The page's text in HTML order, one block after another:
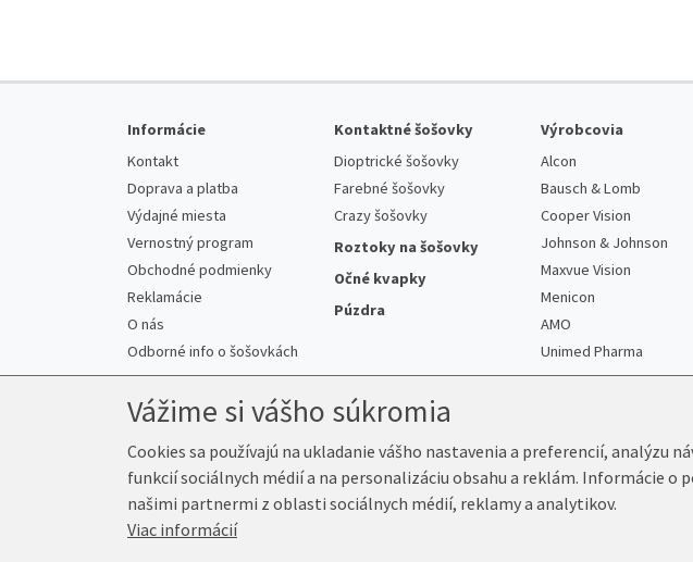
Informácie
Kontakt
Doprava a platba
Výdajné miesta
Vernostný program
Obchodné podmienky
Reklamácie
O nás
Odborné info o šošovkách
Kontaktné šošovky
Dioptrické šošovky
Farebné šošovky
Crazy šošovky
Roztoky na šošovky
Očné kvapky
Púzdra
Výrobcovia
Alcon
Bausch & Lomb
Cooper Vision
Johnson & Johnson
Maxvue Vision
Menicon
AMO
Unimed Pharma
© 2026 Kup-Šošovky.sk
Vážime si vášho súkromia
Cookies sa používajú na ukladanie vášho nastavenia a preferencií, analýzu
funkcií sociálnych médií a na personalizáciu obsahu a reklám. Informácie o
našimi partnermi z oblasti sociálnych médií, reklamy a analytikov.
Viac informácií